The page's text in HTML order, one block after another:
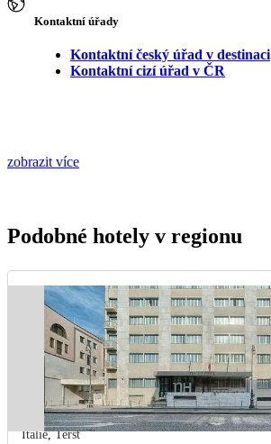
Kontaktní úřady
Kontaktní český úřad v destinaci
Kontaktní cizí úřad v ČR
zobrazit více
Podobné hotely v regionu
Itálie,Terst